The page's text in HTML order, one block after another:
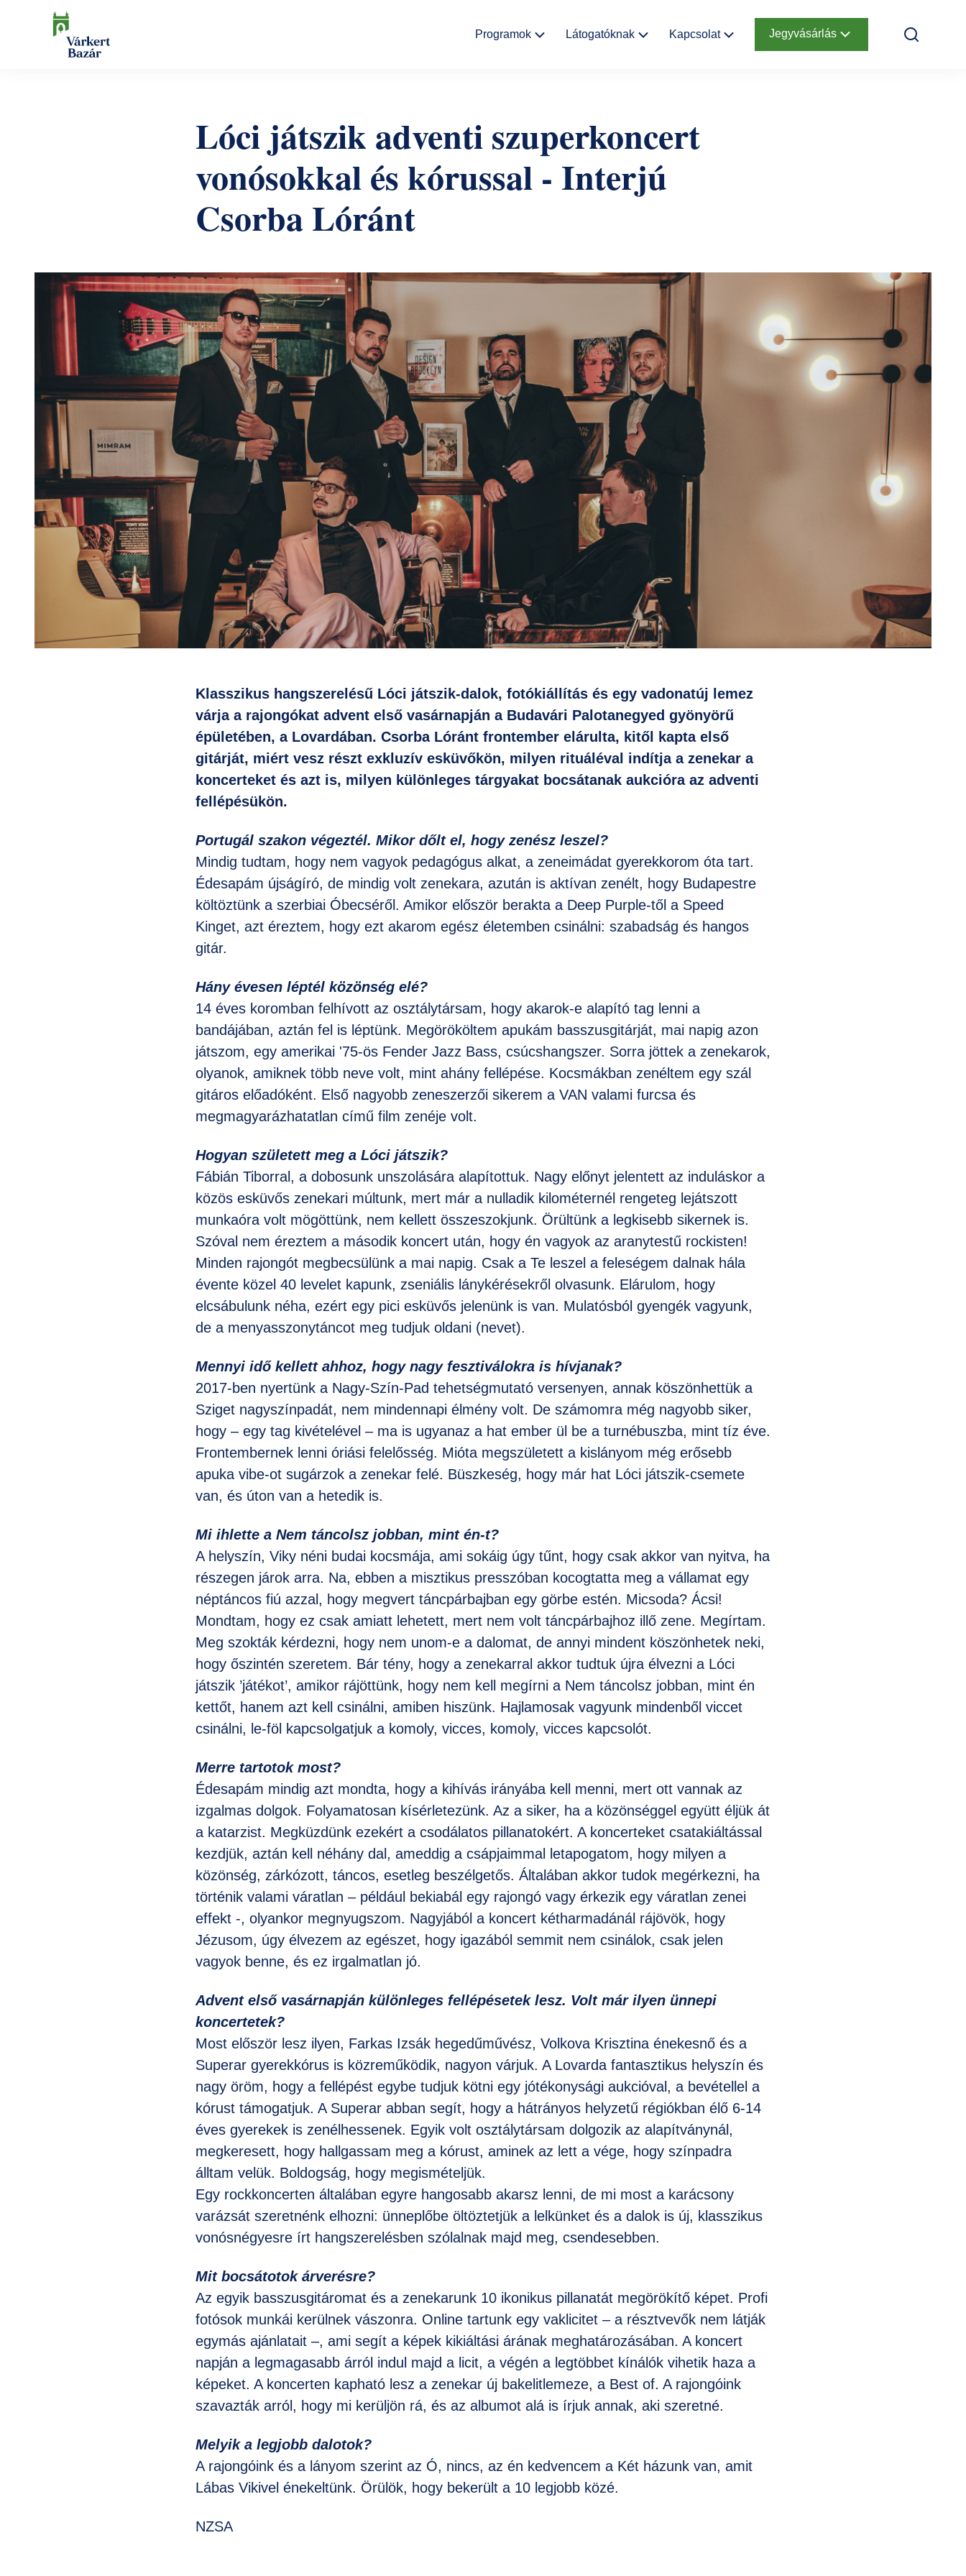
Fő
Programok
Kiállítások
Múzeumpedagógia
Látogatóknak
Rólunk
Ajándékbolt
Kapcsolat
Megközelítés
Jegyvásárlás
Lóci játszik adventi szuperkoncert
vonósokkal és kórussal - Interjú
Csorba Lóránt
Klasszikus hangszerelésű Lóci játszik-dalok, fotókiállítás és egy vadonatúj lemez
várja a rajongókat advent első vasárnapján a Budavári Palotanegyed gyönyörű
épületében, a Lovardában. Csorba Lóránt frontember elárulta, kitől kapta első
gitárját, miért vesz részt exkluzív esküvőkön, milyen rituáléval indítja a zenekar a
koncerteket és azt is, milyen különleges tárgyakat bocsátanak aukcióra az adventi
fellépésükön.
Portugál szakon végeztél. Mikor dőlt el, hogy zenész leszel?
Mindig tudtam, hogy nem vagyok pedagógus alkat, a zeneimádat gyerekkorom óta tart.
Édesapám újságíró, de mindig volt zenekara, azután is aktívan zenélt, hogy Budapestre
költöztünk a szerbiai Óbecséről. Amikor először berakta a Deep Purple-től a Speed
Kinget, azt éreztem, hogy ezt akarom egész életemben csinálni: szabadság és hangos
gitár.
Hány évesen léptél közönség elé?
14 éves koromban felhívott az osztálytársam, hogy akarok-e alapító tag lenni a
bandájában, aztán fel is léptünk. Megörököltem apukám basszusgitárját, mai napig azon
játszom, egy amerikai '75-ös Fender Jazz Bass, csúcshangszer. Sorra jöttek a zenekarok,
olyanok, amiknek több neve volt, mint ahány fellépése. Kocsmákban zenéltem egy szál
gitáros előadóként. Első nagyobb zeneszerzői sikerem a VAN valami furcsa és
megmagyarázhatatlan című film zenéje volt.
Hogyan született meg a Lóci játszik?
Fábián Tiborral, a dobosunk unszolására alapítottuk. Nagy előnyt jelentett az induláskor a
közös esküvős zenekari múltunk, mert már a nulladik kilométernél rengeteg lejátszott
munkaóra volt mögöttünk, nem kellett összeszokjunk. Örültünk a legkisebb sikernek is.
Szóval nem éreztem a második koncert után, hogy én vagyok az aranytestű rockisten!
Minden rajongót megbecsülünk a mai napig. Csak a Te leszel a feleségem dalnak hála
évente közel 40 levelet kapunk, zseniális lánykérésekről olvasunk. Elárulom, hogy
elcsábulunk néha, ezért egy pici esküvős jelenünk is van. Mulatósból gyengék vagyunk,
de a menyasszonytáncot meg tudjuk oldani (nevet).
Mennyi idő kellett ahhoz, hogy nagy fesztiválokra is hívjanak?
2017-ben nyertünk a Nagy-Szín-Pad tehetségmutató versenyen, annak köszönhettük a
Sziget nagyszínpadát, nem mindennapi élmény volt. De számomra még nagyobb siker,
hogy – egy tag kivételével – ma is ugyanaz a hat ember ül be a turnébuszba, mint tíz éve.
Frontembernek lenni óriási felelősség. Mióta megszületett a kislányom még erősebb
apuka vibe-ot sugárzok a zenekar felé. Büszkeség, hogy már hat Lóci játszik-csemete
van, és úton van a hetedik is.
Mi ihlette a Nem táncolsz jobban, mint én-t?
A helyszín, Viky néni budai kocsmája, ami sokáig úgy tűnt, hogy csak akkor van nyitva, ha
részegen járok arra. Na, ebben a misztikus presszóban kocogtatta meg a vállamat egy
néptáncos fiú azzal, hogy megvert táncpárbajban egy görbe estén. Micsoda? Ácsi!
Mondtam, hogy ez csak amiatt lehetett, mert nem volt táncpárbajhoz illő zene. Megírtam.
Meg szokták kérdezni, hogy nem unom-e a dalomat, de annyi mindent köszönhetek neki,
hogy őszintén szeretem. Bár tény, hogy a zenekarral akkor tudtuk újra élvezni a Lóci
játszik ’játékot’, amikor rájöttünk, hogy nem kell megírni a Nem táncolsz jobban, mint én
kettőt, hanem azt kell csinálni, amiben hiszünk. Hajlamosak vagyunk mindenből viccet
csinálni, le-föl kapcsolgatjuk a komoly, vicces, komoly, vicces kapcsolót.
Merre tartotok most?
Édesapám mindig azt mondta, hogy a kihívás irányába kell menni, mert ott vannak az
izgalmas dolgok. Folyamatosan kísérletezünk. Az a siker, ha a közönséggel együtt éljük át
a katarzist. Megküzdünk ezekért a csodálatos pillanatokért. A koncerteket csatakiáltással
kezdjük, aztán kell néhány dal, ameddig a csápjaimmal letapogatom, hogy milyen a
közönség, zárkózott, táncos, esetleg beszélgetős. Általában akkor tudok megérkezni, ha
történik valami váratlan – például bekiabál egy rajongó vagy érkezik egy váratlan zenei
effekt -, olyankor megnyugszom. Nagyjából a koncert kétharmadánál rájövök, hogy
Jézusom, úgy élvezem az egészet, hogy igazából semmit nem csinálok, csak jelen
vagyok benne, és ez irgalmatlan jó.
Advent első vasárnapján különleges fellépésetek lesz. Volt már ilyen ünnepi
koncertetek?
Most először lesz ilyen, Farkas Izsák hegedűművész, Volkova Krisztina énekesnő és a
Superar gyerekkórus is közreműködik, nagyon várjuk. A Lovarda fantasztikus helyszín és
nagy öröm, hogy a fellépést egybe tudjuk kötni egy jótékonysági aukcióval, a bevétellel a
kórust támogatjuk. A Superar abban segít, hogy a hátrányos helyzetű régiókban élő 6-14
éves gyerekek is zenélhessenek. Egyik volt osztálytársam dolgozik az alapítványnál,
megkeresett, hogy hallgassam meg a kórust, aminek az lett a vége, hogy színpadra
álltam velük. Boldogság, hogy megismételjük.
Egy rockkoncerten általában egyre hangosabb akarsz lenni, de mi most a karácsony
varázsát szeretnénk elhozni: ünneplőbe öltöztetjük a lelkünket és a dalok is új, klasszikus
vonósnégyesre írt hangszerelésben szólalnak majd meg, csendesebben.
Mit bocsátotok árverésre?
Az egyik basszusgitáromat és a zenekarunk 10 ikonikus pillanatát megörökítő képet. Profi
fotósok munkái kerülnek vászonra. Online tartunk egy vaklicitet – a résztvevők nem látják
egymás ajánlatait –, ami segít a képek kikiáltási árának meghatározásában. A koncert
napján a legmagasabb árról indul majd a licit, a végén a legtöbbet kínálók vihetik haza a
képeket. A koncerten kapható lesz a zenekar új bakelitlemeze, a Best of. A rajongóink
szavazták arról, hogy mi kerüljön rá, és az albumot alá is írjuk annak, aki szeretné.
Melyik a legjobb dalotok?
A rajongóink és a lányom szerint az Ó, nincs, az én kedvencem a Két házunk van, amit
Lábas Vikivel énekeltünk. Örülök, hogy bekerült a 10 legjobb közé.
NZSA